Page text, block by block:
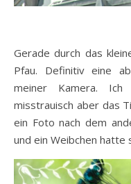
Gerade durch das
Pfau. Definitiv eine
meiner Kamera.
misstrauisch aber das
ein Foto nach dem
und ein Weibchen hatte